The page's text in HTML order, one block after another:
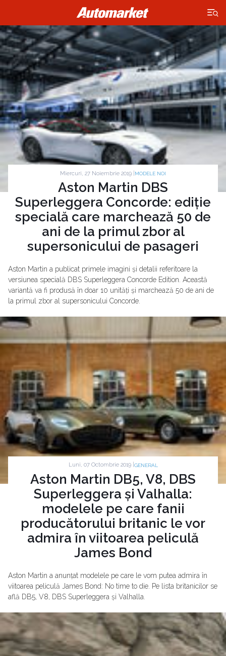
×
Miercuri, 27 Noiembrie 2019 | MODELE NOI
Aston Martin DBS
Superleggera Concorde: ediție
specială care marchează 50 de
ani de la primul zbor al
supersonicului de pasageri
Aston Martin a publicat primele imagini și detalii referitoare la
versiunea specială DBS Superleggera Concorde Edition. Această
variantă va fi produsă în doar 10 unități și marchează 50 de ani de
la primul zbor al supersonicului Concorde.
Luni, 07 Octombrie 2019 | GENERAL
Aston Martin DB5, V8, DBS
Superleggera și Valhalla:
modelele pe care fanii
producătorului britanic le vor
admira în viitoarea peliculă
James Bond
Aston Martin a anunțat modelele pe care le vom putea admira în
viitoarea peliculă James Bond: No time to die. Pe lista britanicilor se
află DB5, V8, DBS Superleggera și Valhalla.